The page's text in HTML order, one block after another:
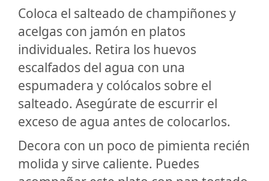
Coloca el salteado de champiñones y
acelgas con jamón en platos
individuales. Retira los huevos
escalfados del agua con una
espumadera y colócalos sobre el
salteado. Asegúrate de escurrir el
exceso de agua antes de colocarlos.
Decora con un poco de pimienta recién
molida y sirve caliente. Puedes